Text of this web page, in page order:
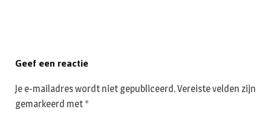
Geef een reactie
Je e-mailadres wordt niet gepubliceerd.Vereiste velden zijn
gemarkeerd met *